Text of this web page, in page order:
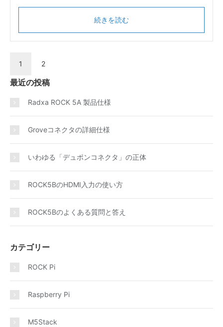
続きを読む
1 2
最近の投稿
Radxa ROCK 5A 製品仕様
Groveコネクタの詳細仕様
いわゆる「デュポンコネクタ」の正体
ROCK5BのHDMI入力の使い方
ROCK5Bのよくある質問と答え
カテゴリー
ROCK Pi
Raspberry Pi
M5Stack